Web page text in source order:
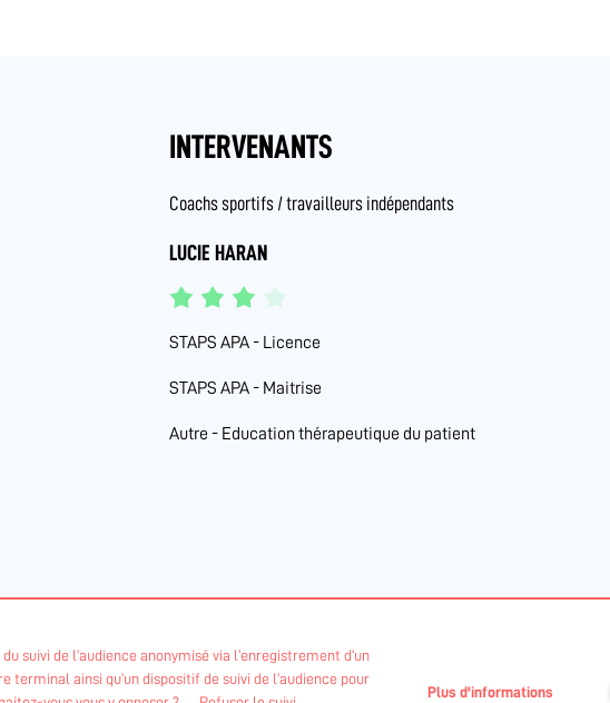
suivi de l’audience anonymisé via l’enregistrement d’un
terminal ainsi qu’un dispositif de suivi de l’audience pour
Plus d'informations
INTERVENANTS
Coachs sportifs / travailleurs indépendants
LUCIE HARAN
STAPS APA - Licence
STAPS APA - Maitrise
Autre - Education thérapeutique du patient
DRAJES et l'ARS des Pays de La Loire